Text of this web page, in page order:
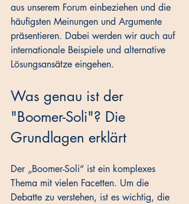
aus unserem Forum einbeziehen und die
häufigsten Meinungen und Argumente
präsentieren. Dabei werden wir auch auf
internationale Beispiele und alternative
Lösungsansätze eingehen.
Was genau ist der
"Boomer-Soli"? Die
Grundlagen erklärt
Der „Boomer-Soli“ ist ein komplexes
Thema mit vielen Facetten. Um die
Debatte zu verstehen, ist es wichtig, die